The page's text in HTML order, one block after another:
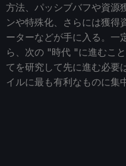
方法、パッシブバフや資源
ンや特殊化、さらには獲得
ーターなどが手に入る。一
ら、次の "時代 "に進むこ
てを研究して先に進む必要
イルに最も有利なものに集